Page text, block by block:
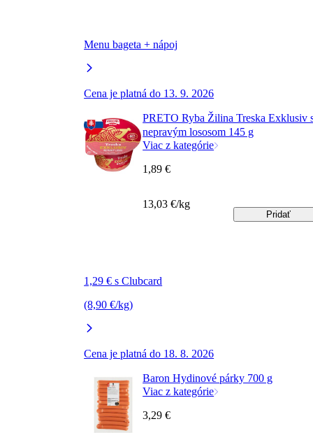
Menu bageta + nápoj
Cena je platná do 13. 9. 2026
PRETO Ryba Žilina Treska Exklusiv
nepravým lososom 145 g
Viac z kategórie
1,29 € s Clubcard
(8,90 €/kg)
Cena je platná do 18. 8. 2026
1,89 €
13,03 €/kg
Pridať
Baron Hydinové párky 700 g
Viac z kategórie
3,29 €